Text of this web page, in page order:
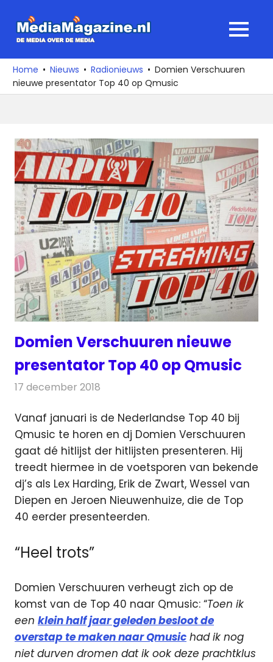
naar
media
over
de
MENU
Home Nieuws Radionieuws
Domien Verschuuren
nieuwe presentator Top 40 op Qmusic
Domien Verschuuren nieuwe
presentator Top 40 op Qmusic
17 december 2018
Vanaf januari is de Nederlandse Top 40 bij
Qmusic te horen en dj Domien Verschuuren
gaat dé hitlijst der hitlijsten presenteren. Hij
treedt hiermee in de voetsporen van bekende
dj’s als Lex Harding, Erik de Zwart, Wessel van
Diepen en Jeroen Nieuwenhuize, die de Top
40 eerder presenteerden.
“Heel trots”
Domien Verschuuren verheugt zich op de
komst van de Top 40 naar Qmusic: “Toen ik
een klein half jaar geleden besloot de
overstap te maken naar Qmusic had ik nog
niet durven dromen dat ik ook deze prachtklus